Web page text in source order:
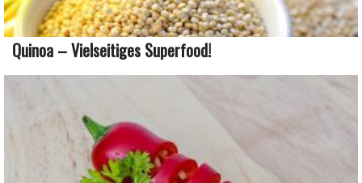
Quinoa – Vielseitiges Superfood!